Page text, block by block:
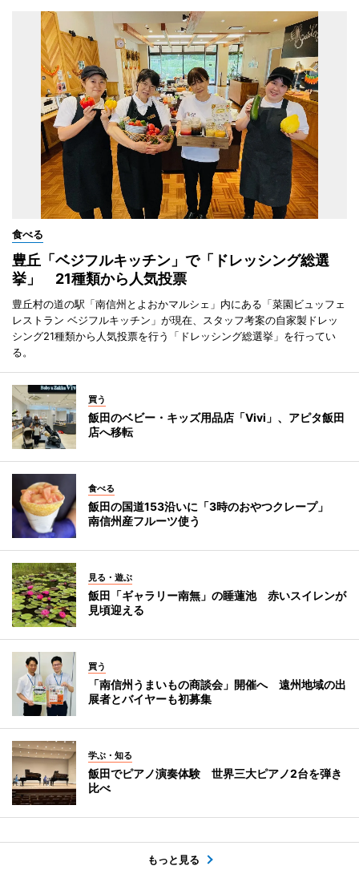
食べる
豊丘「ベジフルキッチン」で「ドレッシング総選
挙」 21種類から人気投票
豊丘村の道の駅「南信州とよおかマルシェ」内にある「菜園ビュッフェ
レストラン ベジフルキッチン」が現在、スタッフ考案の自家製ドレッ
シング21種類から人気投票を行う「ドレッシング総選挙」を行ってい
る。
買う
飯田のベビー・キッズ用品店「Vivi」、アピタ飯田
店へ移転
食べる
飯田の国道153沿いに「3時のおやつクレープ」
南信州産フルーツ使う
見る・遊ぶ
飯田「ギャラリー南無」の睡蓮池 赤いスイレンが
見頃迎える
買う
「南信州うまいもの商談会」開催へ 遠州地域の出
展者とバイヤーも初募集
学ぶ・知る
飯田でピアノ演奏体験 世界三大ピアノ2台を弾き
比べ
もっと見る